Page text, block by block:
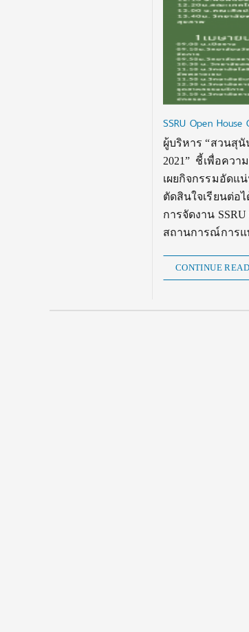
SSRU Open
ผู้บริหาร “สวนสุนั
2021” ชี้เพื่อควา
เผยกิจกรรมอัดแ
ตัดสินใจเรียนต่อ
การจัดงาน
สถานการณ์การแ
CONTINUE